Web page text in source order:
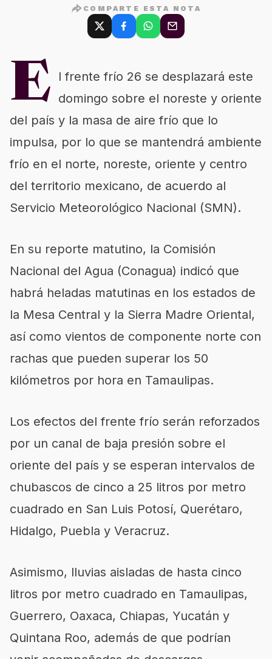
COMPARTE ESTA NOTA
E
l frente frío 26 se desplazará este
domingo sobre el noreste y oriente
del país y la masa de aire frío que lo
impulsa, por lo que se mantendrá ambiente
frío en el norte, noreste, oriente y centro
del territorio mexicano, de acuerdo al
Servicio Meteorológico Nacional (SMN).
En su reporte matutino, la Comisión
Nacional del Agua (Conagua) indicó que
habrá heladas matutinas en los estados de
la Mesa Central y la Sierra Madre Oriental,
así como vientos de componente norte con
rachas que pueden superar los 50
kilómetros por hora en Tamaulipas.
Los efectos del frente frío serán reforzados
por un canal de baja presión sobre el
oriente del país y se esperan intervalos de
chubascos de cinco a 25 litros por metro
cuadrado en San Luis Potosí, Querétaro,
Hidalgo, Puebla y Veracruz.
Asimismo, lluvias aisladas de hasta cinco
litros por metro cuadrado en Tamaulipas,
Guerrero, Oaxaca, Chiapas, Yucatán y
Quintana Roo, además de que podrían